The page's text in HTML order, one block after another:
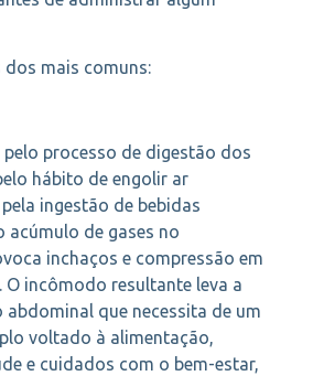
dos mais comuns:
processo de digestão dos
hábito de engolir ar
ingestão de bebidas
acúmulo de gases no
inchaços e compressão em
O incômodo resultante leva a
abdominal que necessita de um
voltado à alimentação,
e cuidados com o bem-estar,